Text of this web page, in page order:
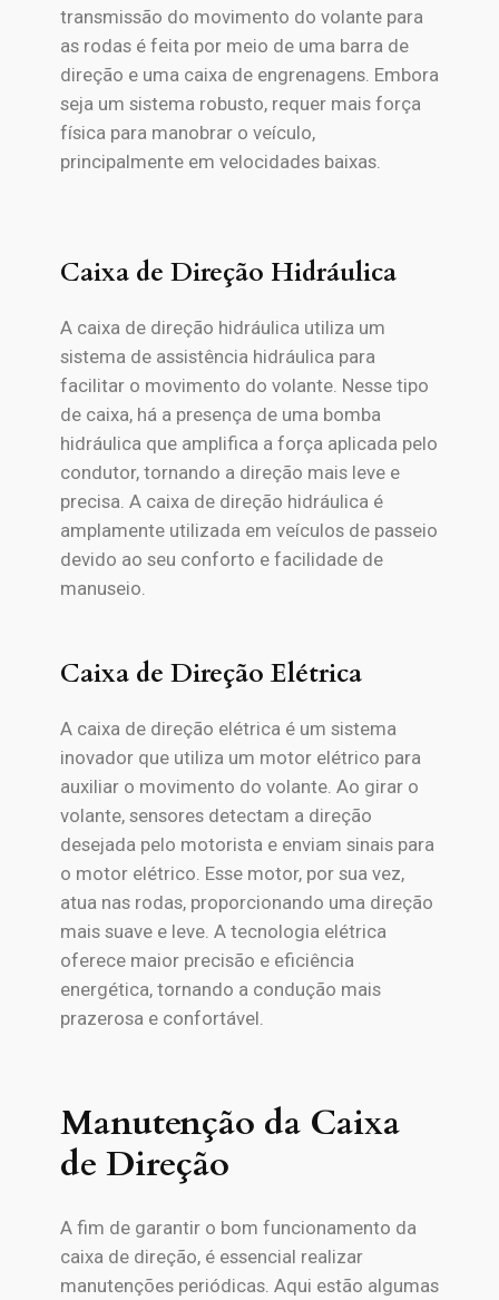
transmissão do movimento do volante para
as rodas é feita por meio de uma barra de
direção e uma caixa de engrenagens. Embora
seja um sistema robusto, requer mais força
física para manobrar o veículo,
principalmente em velocidades baixas.
Caixa de Direção Hidráulica
A caixa de direção hidráulica utiliza um
sistema de assistência hidráulica para
facilitar o movimento do volante. Nesse tipo
de caixa, há a presença de uma bomba
hidráulica que amplifica a força aplicada pelo
condutor, tornando a direção mais leve e
precisa. A caixa de direção hidráulica é
amplamente utilizada em veículos de passeio
devido ao seu conforto e facilidade de
manuseio.
Caixa de Direção Elétrica
A caixa de direção elétrica é um sistema
inovador que utiliza um motor elétrico para
auxiliar o movimento do volante. Ao girar o
volante, sensores detectam a direção
desejada pelo motorista e enviam sinais para
o motor elétrico. Esse motor, por sua vez,
atua nas rodas, proporcionando uma direção
mais suave e leve. A tecnologia elétrica
oferece maior precisão e eficiência
energética, tornando a condução mais
prazerosa e confortável.
Manutenção da Caixa
de Direção
A fim de garantir o bom funcionamento da
caixa de direção, é essencial realizar
manutenções periódicas. Aqui estão algumas